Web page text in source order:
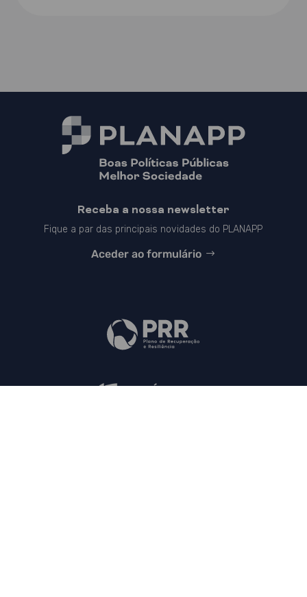
Receba a nossa newsletter
Fique a par das principais novidades do PLANAPP
Aceder ao formulário